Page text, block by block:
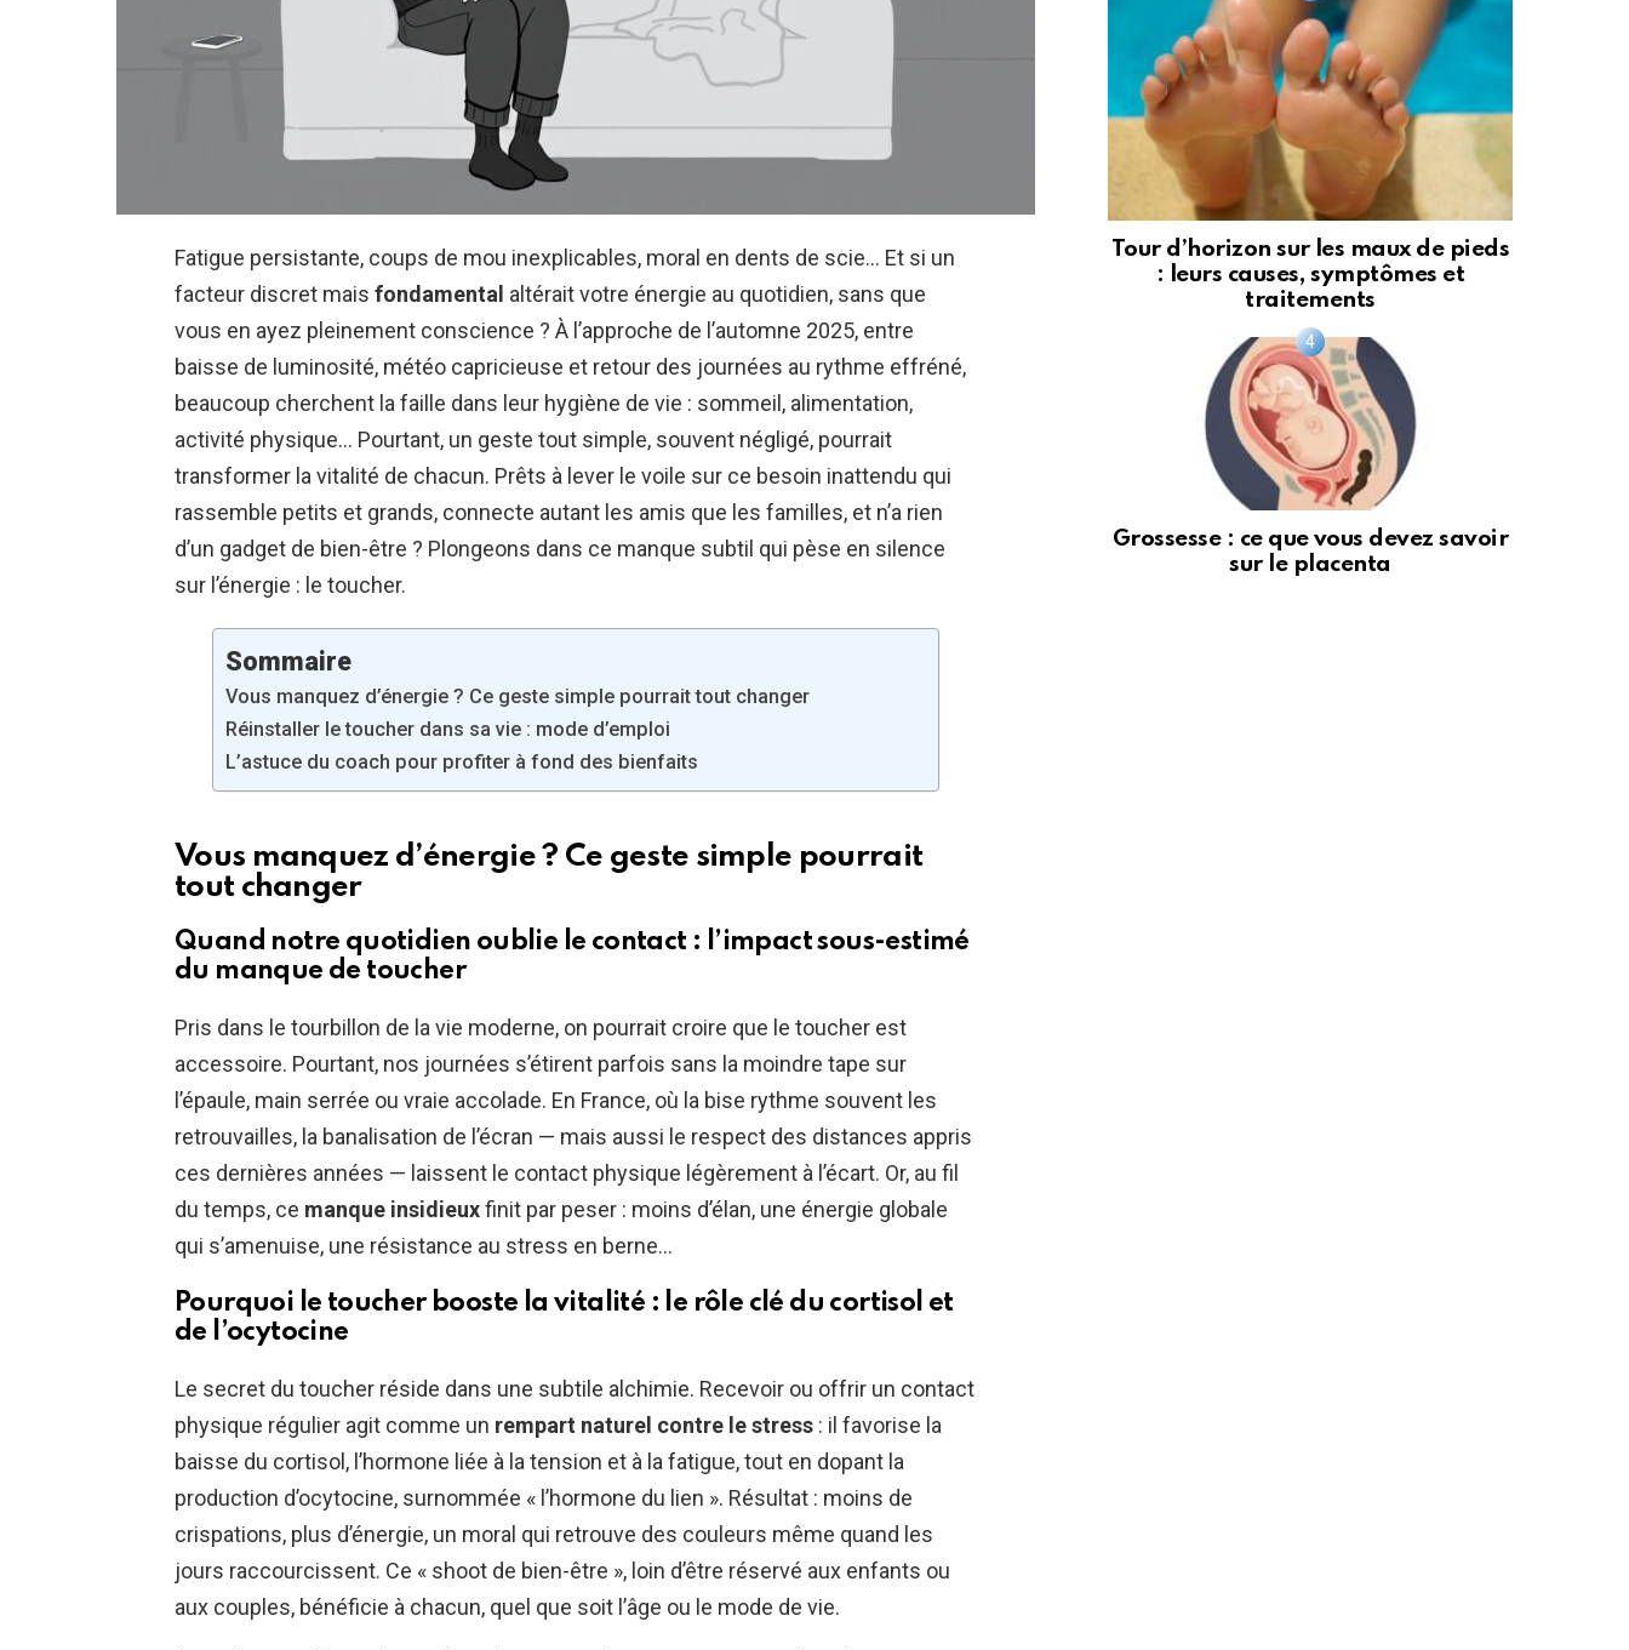
Fatigue persistante, coups de mou inexplicables, moral en dents de scie… Et si un
facteur discret mais fondamental altérait votre énergie au quotidien, sans que
vous en ayez pleinement conscience ? À l’approche de l’automne 2025, entre
baisse de luminosité, météo capricieuse et retour des journées au rythme effréné,
beaucoup cherchent la faille dans leur hygiène de vie : sommeil, alimentation,
activité physique… Pourtant, un geste tout simple, souvent négligé, pourrait
transformer la vitalité de chacun. Prêts à lever le voile sur ce besoin inattendu qui
rassemble petits et grands, connecte autant les amis que les familles, et n’a rien
d’un gadget de bien-être ? Plongeons dans ce manque subtil qui pèse en silence
sur l’énergie : le toucher.
Sommaire
Vous manquez d’énergie ? Ce geste simple pourrait tout changer
Réinstaller le toucher dans sa vie : mode d’emploi
L’astuce du coach pour profiter à fond des bienfaits
Vous manquez d’énergie ? Ce geste simple pourrait
tout changer
Quand notre quotidien oublie le contact : l’impact sous-estimé
du manque de toucher
Pris dans le tourbillon de la vie moderne, on pourrait croire que le toucher est
accessoire. Pourtant, nos journées s’étirent parfois sans la moindre tape sur
l’épaule, main serrée ou vraie accolade. En France, où la bise rythme souvent les
retrouvailles, la banalisation de l’écran — mais aussi le respect des distances appris
ces dernières années — laissent le contact physique légèrement à l’écart. Or, au fil
du temps, ce manque insidieuxfinit par peser : moins d’élan, une énergie globale
qui s’amenuise, une résistance au stress en berne…
Pourquoi le toucher booste la vitalité : le rôle clé du cortisol et
de l’ocytocine
Le secret du toucher réside dans une subtile alchimie. Recevoir ou offrir un contact
physique régulier agit comme un rempart naturel contre le stress : il favorise la
baisse du cortisol, l’hormone liée à la tension et à la fatigue, tout en dopant la
production d’ocytocine, surnommée « l’hormone du lien ». Résultat : moins de
crispations, plus d’énergie, un moral qui retrouve des couleurs même quand les
jours raccourcissent. Ce « shoot de bien-être », loin d’être réservé aux enfants ou
aux couples, bénéficie à chacun, quel que soit l’âge ou le mode de vie.
Tour d’horizon sur les maux de pieds
: leurs causes, symptômes et
traitements
Grossesse : ce que vous devez savoir
sur le placenta